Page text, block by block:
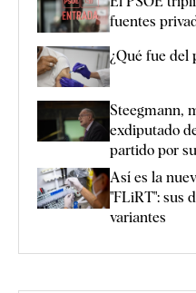
fuentes
¿Qué fue del
Steegmann,
exdiputado
partido por
Así es la
"FLiRT": sus
variantes